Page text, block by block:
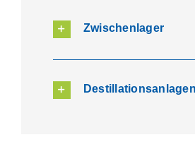
Zwischenlager
Destillationsanlagen